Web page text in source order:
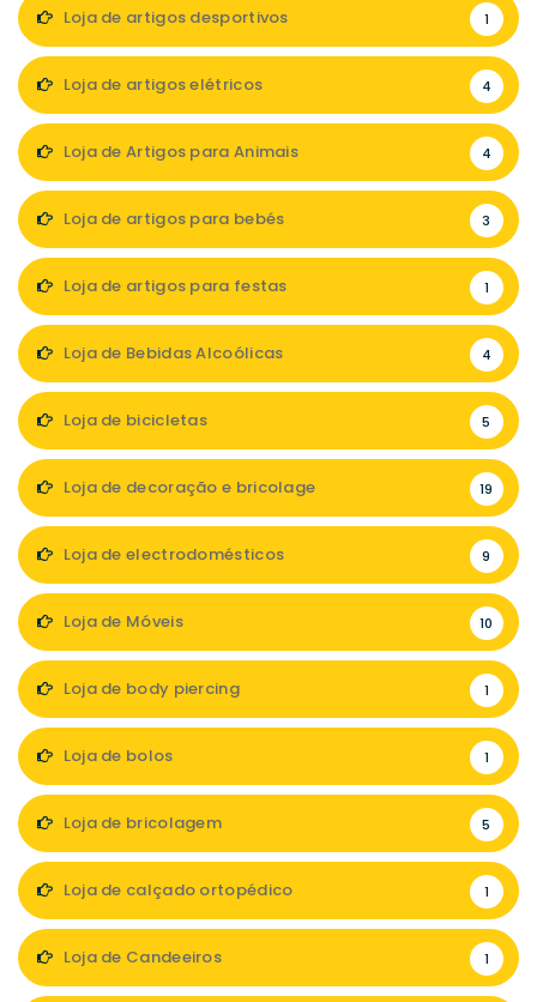
Loja de artigos desportivos 1
Loja de artigos elétricos 4
Loja de Artigos para Animais 4
Loja de artigos para bebés 3
Loja de artigos para festas 1
Loja de Bebidas Alcoólicas 4
Loja de bicicletas 5
Loja de decoração e bricolage 19
Loja de electrodomésticos 9
Loja de Móveis 10
Loja de body piercing 1
Loja de bolos 1
Loja de bricolagem 5
Loja de calçado ortopédico 1
Loja de Candeeiros 1